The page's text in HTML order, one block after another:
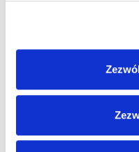
10196222